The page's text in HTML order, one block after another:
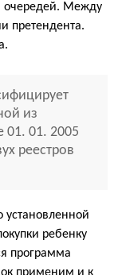
очередей. Между
претендента.
из
01. 01. 2005
реестров
установленной
ребенку
программа